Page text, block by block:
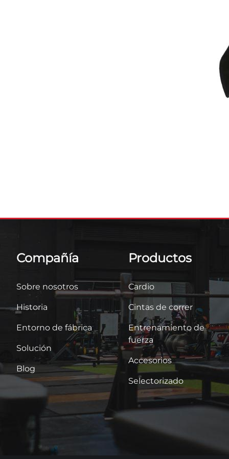
Compañía
Sobre nosotros
Historia
Entorno de fábrica
Solución
Blog
Productos
Cardio
Cintas de correr
Entrenamiento de
fuerza
Accesorios
Selectorizado